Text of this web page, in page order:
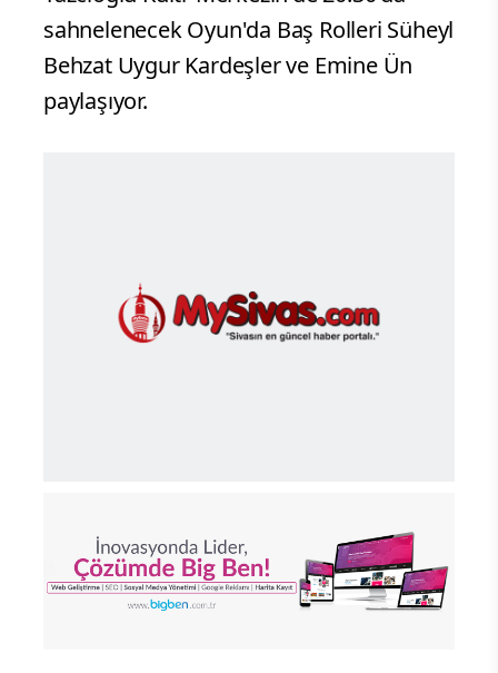
sahnelenecek Oyun'da Baş Rolleri Süheyl
Behzat Uygur Kardeşler ve Emine Ün
paylaşıyor.